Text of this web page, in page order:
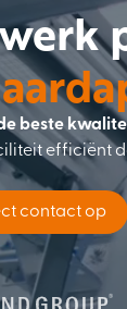
beste
efficiënt
contact op